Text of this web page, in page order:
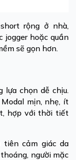
rộng ở nhà,
jogger hoặc quần
sẽ gọn hơn.
lựa chọn dễ chịu.
mịn, nhẹ, ít
hợp với thời tiết
tiên cảm giác da
người mặc